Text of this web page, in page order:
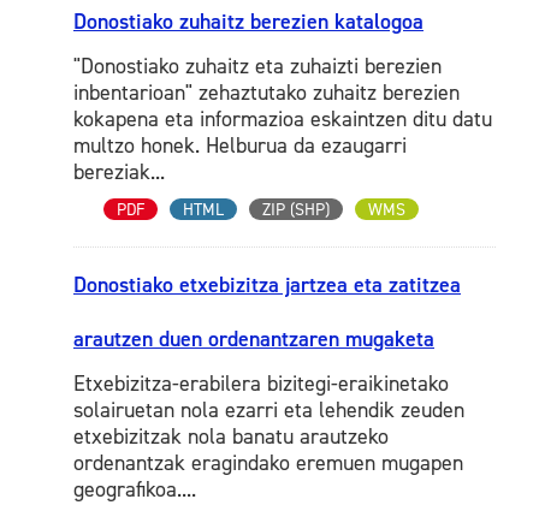
Donostiako zuhaitz berezien katalogoa
"Donostiako zuhaitz eta zuhaizti berezien
inbentarioan" zehaztutako zuhaitz berezien
kokapena eta informazioa eskaintzen ditu datu
multzo honek. Helburua da ezaugarri
bereziak...
PDF HTML ZIP (SHP) WMS
Donostiako etxebizitza jartzea eta zatitzea
arautzen duen ordenantzaren mugaketa
Etxebizitza-erabilera bizitegi-eraikinetako
solairuetan nola ezarri eta lehendik zeuden
etxebizitzak nola banatu arautzeko
ordenantzak eragindako eremuen mugapen
geografikoa....